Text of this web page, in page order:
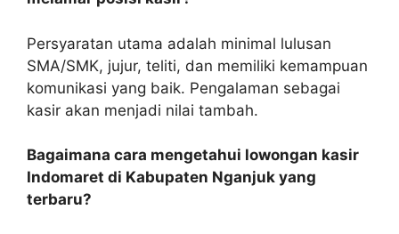
Persyaratan utama adalah minimal lulusan
SMA/SMK, jujur, teliti, dan memiliki kemampuan
komunikasi yang baik. Pengalaman sebagai
kasir akan menjadi nilai tambah.
Bagaimana cara mengetahui lowongan kasir
Indomaret di Kabupaten Nganjuk yang
terbaru?